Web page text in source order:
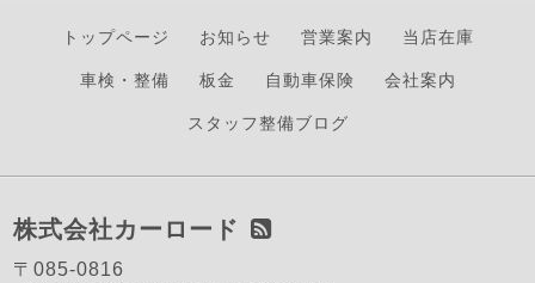
トップページ お知らせ 営業案内 当店在庫
車検・整備 板金 自動車保険 会社案内
スタッフ整備ブログ
株式会社カーロード
〒085-0816